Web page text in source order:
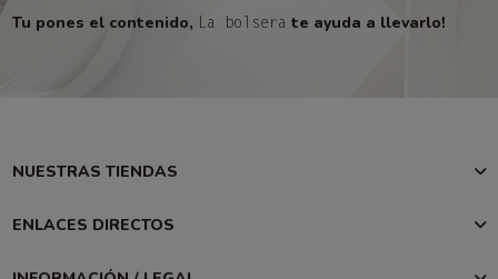
Tu pones el contenido, La bolsera te ayuda a llevarlo!
NUESTRAS TIENDAS
ENLACES DIRECTOS